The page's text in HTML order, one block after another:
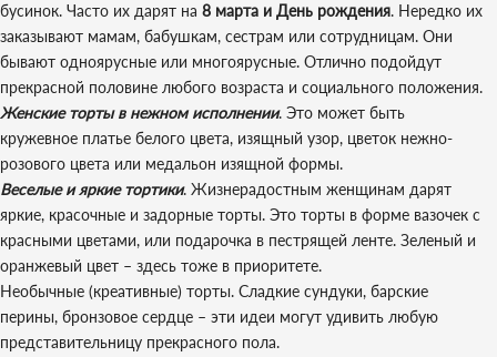
бусинок. Часто их дарят на 8 марта и День рождения. Нередко их
заказывают мамам, бабушкам, сестрам или сотрудницам. Они
бывают одноярусные или многоярусные. Отлично подойдут
прекрасной половине любого возраста и социального положения.
Женские торты в нежном исполнении. Это может быть
кружевное платье белого цвета, изящный узор, цветок нежно-
розового цвета или медальон изящной формы.
Веселые и яркие тортики. Жизнерадостным женщинам дарят
яркие, красочные и задорные торты. Это торты в форме вазочек с
красными цветами, или подарочка в пестрящей ленте. Зеленый и
оранжевый цвет – здесь тоже в приоритете.
Необычные (креативные) торты. Сладкие сундуки, барские
перины, бронзовое сердце – эти идеи могут удивить любую
представительницу прекрасного пола.